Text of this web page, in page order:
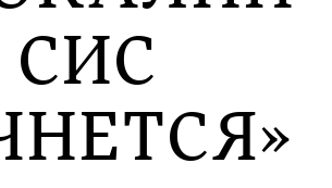
СИС